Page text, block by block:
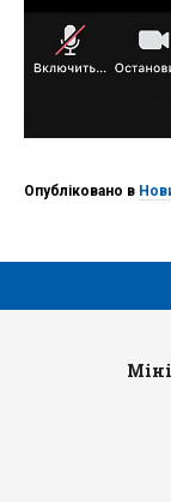
Опубліковано в